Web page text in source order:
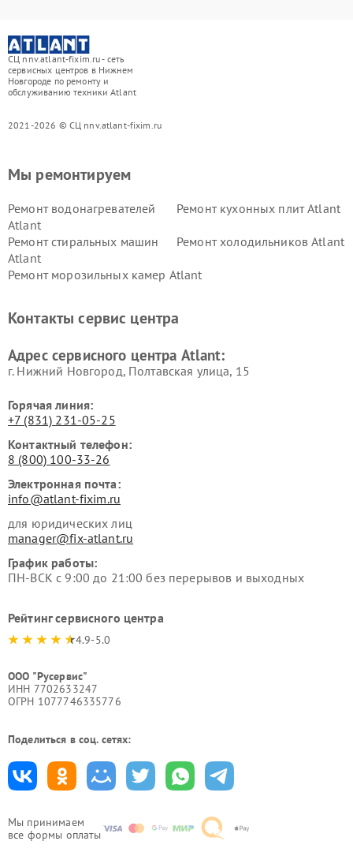
СЦ nnv.atlant-fixim.ru - сеть
сервисных центров в Нижнем
Новгороде по ремонту и
обслуживанию техники Atlant
2021-2026 © СЦ nnv.atlant-fixim.ru
Мы принимаем
все формы оплаты
Мы ремонтируем
Ремонт водонагревателей
Atlant
Ремонт кухонных плит Atlant
Ремонт стиральных машин
Atlant
Ремонт холодильников Atlant
Ремонт морозильных камер Atlant
Контакты сервис центра
Адрес сервисного центра Atlant:
г. Нижний Новгород, Полтавская улица, 15
Горячая линия:
+7 (831) 231-05-25
Контактный телефон:
8 (800) 100-33-26
Электронная почта:
info@atlant-fixim.ru
для юридических лиц
manager@fix-atlant.ru
График работы:
ПН-ВСК с 9:00 до 21:00 без перерывов и выходных
Рейтинг сервисного центра
4.9-5.0
ООО "Русервис"
ИНН 7702633247
ОГРН 1077746335776
Поделиться в соц. сетях: